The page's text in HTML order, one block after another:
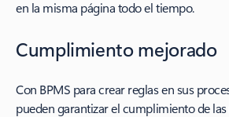
en la misma página todo el tiempo.
Cumplimiento mejorado
Con BPMS para crear reglas en sus
pueden garantizar el cumplimiento de